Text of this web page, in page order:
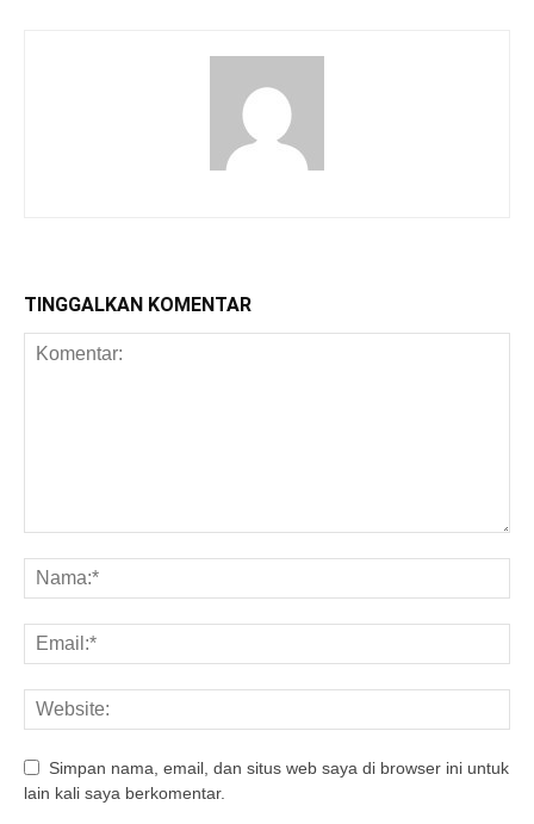
TINGGALKAN KOMENTAR
Simpan nama, email, dan situs web saya di browser ini untuk
lain kali saya berkomentar.